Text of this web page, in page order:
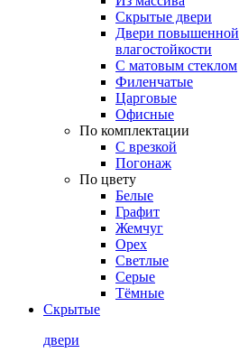
Скрытые двери
Двери повышенной
влагостойкости
С матовым стеклом
Филенчатые
Царговые
Офисные
По комплектации
С врезкой
Погонаж
По цвету
Белые
Графит
Жемчуг
Орех
Светлые
Серые
Тёмные
Скрытые
двери